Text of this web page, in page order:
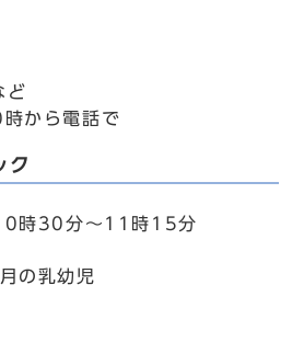
ど
から電話で
ク
時30分～11時15分
の乳幼児